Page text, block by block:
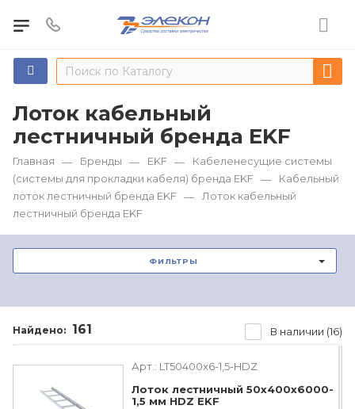
Лоток кабельный
лестничный бренда EKF
Главная — Бренды — EKF —
Кабеленесущие системы
(системы для прокладки кабеля) бренда EKF —
Кабельный
лоток лестничный бренда EKF —
Лоток кабельный
лестничный бренда EKF
ФИЛЬТРЫ
Найдено: 161 В наличии (16)
Арт.: LT50400x6-1,5-HDZ
Лоток лестничный 50х400х6000-
1,5 мм HDZ EKF